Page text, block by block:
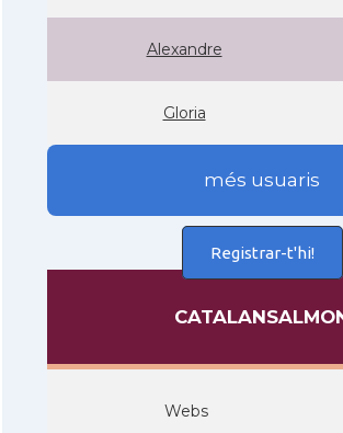
Alexandre
Gloria
més usuaris
Registrar-t'hi!
Webs